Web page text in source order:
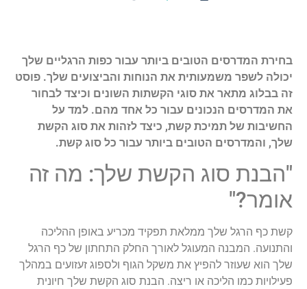
בחירת המדרסים הטובים ביותר עבור כפות הרגליים שלך
יכולה לשפר משמעותית את הנוחות והביצועים שלך. פוסט
זה בבלוג מתאר את סוגי הקשתות השונים וכיצד לבחור
את המדרסים הנכונים עבור כל אחד מהם. למד על
החשיבות של תמיכת קשת, כיצד לזהות את סוג הקשת
שלך, והמדרסים הטובים ביותר עבור כל סוג קשת.
"הבנת סוג הקשת שלך: מה זה
אומר?"
קשת כף הרגל שלך ממלאת תפקיד מכריע באופן ההליכה
והתנועה. המבנה המעוגל לאורך החלק התחתון של כף הרגל
שלך הוא שעוזר להפיץ את משקל הגוף ולספוג זעזועים במהלך
פעילויות כמו הליכה או ריצה. הבנת סוג הקשת שלך חיונית